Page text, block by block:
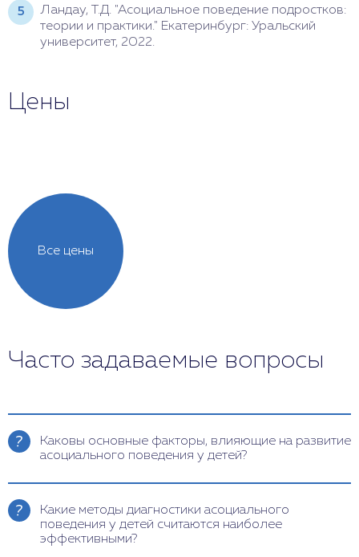
Ландау, Т.Д. "Асоциальное поведение подростков:
теории и практики." Екатеринбург: Уральский
университет, 2022.
Цены
Все цены
Часто задаваемые вопросы
Каковы основные факторы, влияющие на развитие
асоциального поведения у детей?
Основные факторы включают биологические,
Биологические могут быть связаны с
генетической предрасположенностью и
неврологическими особенностями.
Какие методы диагностики асоциального
поведения у детей считаются наиболее
эффективными?